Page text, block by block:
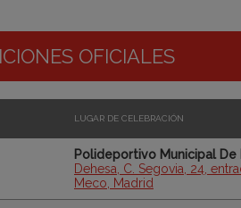
OFICIALES
LUGAR DE CELEBRACIÓN
Polideportivo Municipal De
Dehesa, C. Segovia, 24,
Meco, Madrid